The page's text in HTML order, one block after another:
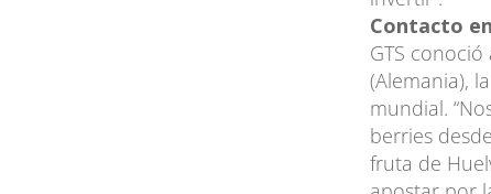
Contacto
GTS
(Alemania),
mundial.
berries
fruta de